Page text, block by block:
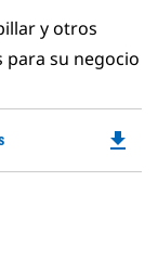
y otros
su negocio
file_download